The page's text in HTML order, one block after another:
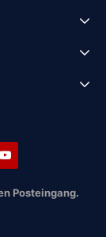
Posteingang.